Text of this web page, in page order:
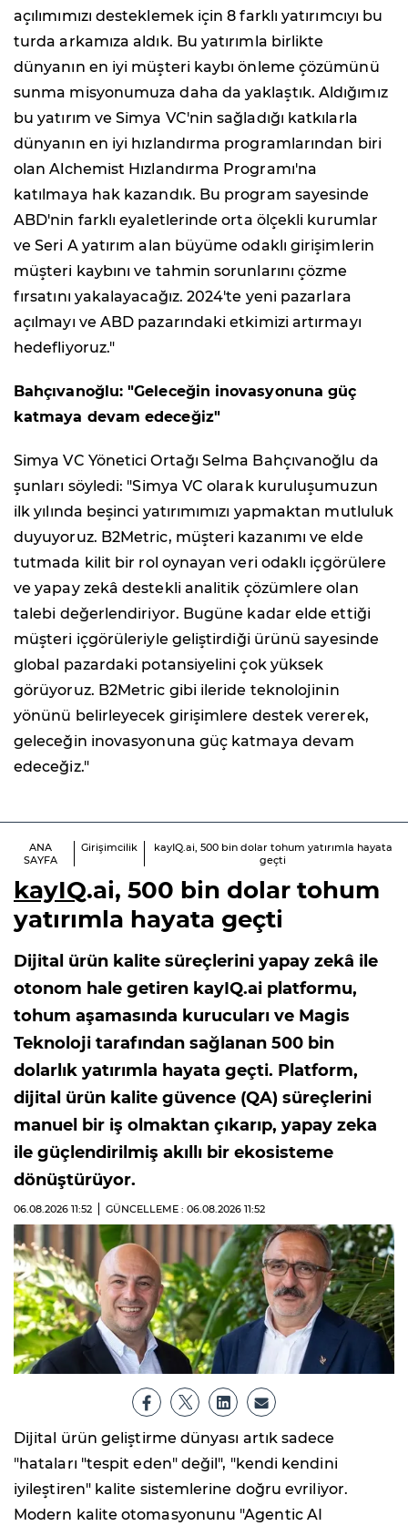
açılımımızı desteklemek için 8 farklı yatırımcıyı bu
turda arkamıza aldık. Bu yatırımla birlikte
dünyanın en iyi müşteri kaybı önleme çözümünü
sunma misyonumuza daha da yaklaştık. Aldığımız
bu yatırım ve Simya VC'nin sağladığı katkılarla
dünyanın en iyi hızlandırma programlarından biri
olan Alchemist Hızlandırma Programı'na
katılmaya hak kazandık. Bu program sayesinde
ABD'nin farklı eyaletlerinde orta ölçekli kurumlar
ve Seri A yatırım alan büyüme odaklı girişimlerin
müşteri kaybını ve tahmin sorunlarını çözme
fırsatını yakalayacağız. 2024'te yeni pazarlara
açılmayı ve ABD pazarındaki etkimizi artırmayı
hedefliyoruz."
Bahçıvanoğlu: "Geleceğin inovasyonuna güç
katmaya devam edeceğiz"
Simya VC Yönetici Ortağı Selma Bahçıvanoğlu da
şunları söyledi: "Simya VC olarak kuruluşumuzun
ilk yılında beşinci yatırımımızı yapmaktan mutluluk
duyuyoruz. B2Metric, müşteri kazanımı ve elde
tutmada kilit bir rol oynayan veri odaklı içgörülere
ve yapay zekâ destekli analitik çözümlere olan
talebi değerlendiriyor. Bugüne kadar elde ettiği
müşteri içgörüleriyle geliştirdiği ürünü sayesinde
global pazardaki potansiyelini çok yüksek
görüyoruz. B2Metric gibi ileride teknolojinin
yönünü belirleyecek girişimlere destek vererek,
geleceğin inovasyonuna güç katmaya devam
edeceğiz."
ANA
SAYFA
Girişimcilik
kayIQ.ai, 500 bin dolar tohum yatırımla hayata
geçti
kayIQ.ai, 500 bin dolar tohum
yatırımla hayata geçti
Dijital ürün kalite süreçlerini yapay zekâ ile
otonom hale getiren kayIQ.ai platformu,
tohum aşamasında kurucuları ve Magis
Teknoloji tarafından sağlanan 500 bin
dolarlık yatırımla hayata geçti. Platform,
dijital ürün kalite güvence (QA) süreçlerini
manuel bir iş olmaktan çıkarıp, yapay zeka
ile güçlendirilmiş akıllı bir ekosisteme
dönüştürüyor.
06.08.2026 11:52 GÜNCELLEME : 06.08.2026 11:52
Dijital ürün geliştirme dünyası artık sadece
"hataları "tespit eden" değil", "kendi kendini
iyileştiren" kalite sistemlerine doğru evriliyor.
Modern kalite otomasyonunu "Agentic AI